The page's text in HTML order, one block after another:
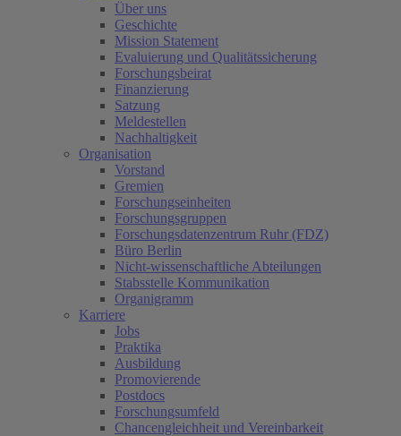
Über uns
Geschichte
Mission Statement
Evaluierung und Qualitätssicherung
Forschungsbeirat
Finanzierung
Satzung
Meldestellen
Nachhaltigkeit
Organisation
Vorstand
Gremien
Forschungseinheiten
Forschungsgruppen
Forschungsdatenzentrum Ruhr (FDZ)
Büro Berlin
Nicht-wissenschaftliche Abteilungen
Stabsstelle Kommunikation
Organigramm
Karriere
Jobs
Praktika
Ausbildung
Promovierende
Postdocs
Forschungsumfeld
Chancengleichheit und Vereinbarkeit